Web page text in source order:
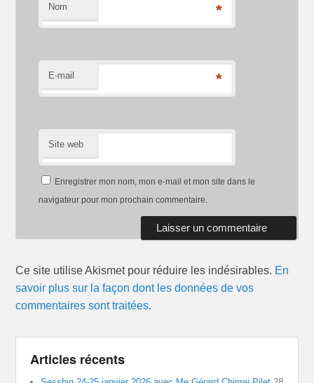
Nom *
E-mail *
Site web
Enregistrer mon nom, mon e-mail et mon site dans le
navigateur pour mon prochain commentaire.
Ce site utilise Akismet pour réduire les indésirables. En
savoir plus sur la façon dont les données de vos
commentaires sont traitées.
Articles récents